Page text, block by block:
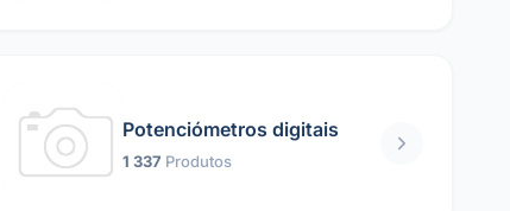
Potenciómetros digitais
1 337 Produtos